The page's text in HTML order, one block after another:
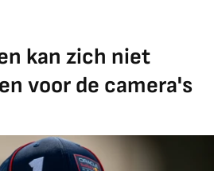
kan zich niet
voor de camera's